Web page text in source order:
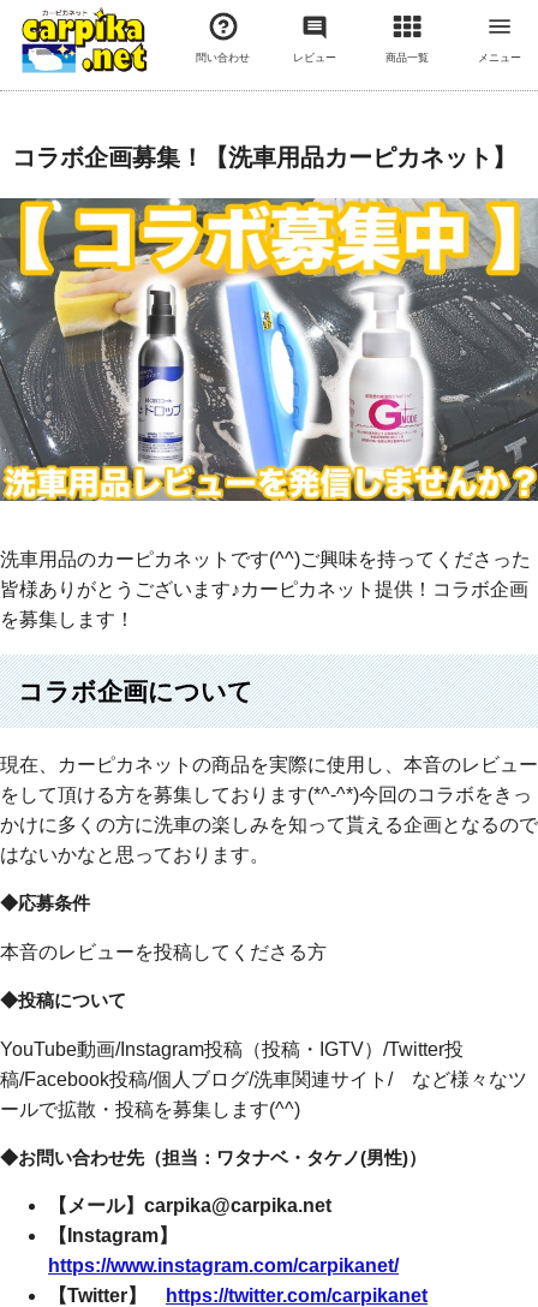
問い合わせ レビュー 商品一覧 メニュー
コラボ企画募集！【洗車用品カーピカネット】
洗車用品のカーピカネットです(^^)ご興味を持ってくださった
皆様ありがとうございます♪カーピカネット提供！コラボ企画
を募集します！
コラボ企画について
現在、カーピカネットの商品を実際に使用し、本音のレビュー
をして頂ける方を募集しております(*^-^*)今回のコラボをきっ
かけに多くの方に洗車の楽しみを知って貰える企画となるので
はないかなと思っております。
◆応募条件
本音のレビューを投稿してくださる方
◆投稿について
YouTube動画/Instagram投稿（投稿・IGTV）/Twitter投
稿/Facebook投稿/個人ブログ/洗車関連サイト/ など様々なツ
ールで拡散・投稿を募集します(^^)
◆お問い合わせ先（担当：ワタナベ・タケノ(男性)）
【メール】carpika@carpika.net
【Instagram】
https://www.instagram.com/carpikanet/
【Twitter】
https://twitter.com/carpikanet​